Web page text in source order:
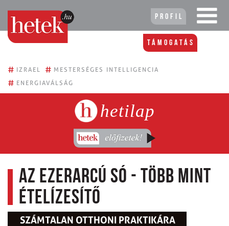
Profil
Támogatás
# IZRAEL # MESTERSÉGES INTELLIGENCIA
# ENERGIAVÁLSÁG
hetilap
Az ezerarcú só - Több mint
ételízesítő
SZÁMTALAN OTTHONI PRAKTIKÁRA